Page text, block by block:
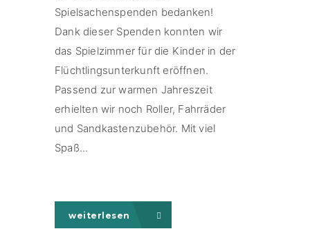
Spielsachenspenden bedanken!
Dank dieser Spenden konnten wir
das Spielzimmer für die Kinder in der
Flüchtlingsunterkunft eröffnen.
Passend zur warmen Jahreszeit
erhielten wir noch Roller, Fahrräder
und Sandkastenzubehör. Mit viel
Spaß...
weiterlesen